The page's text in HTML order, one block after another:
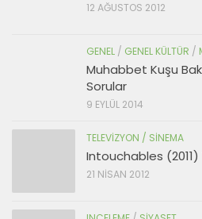
12 AĞUSTOS 2012
GENEL / GENEL KÜLTÜR /
Muhabbet Kuşu
Sorular
9 EYLÜL 2014
TELEVIZYON / SINEMA
Intouchables (2011)
21 NISAN 2012